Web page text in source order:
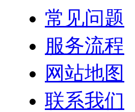
常见问题
服务流程
网站地图
联系我们